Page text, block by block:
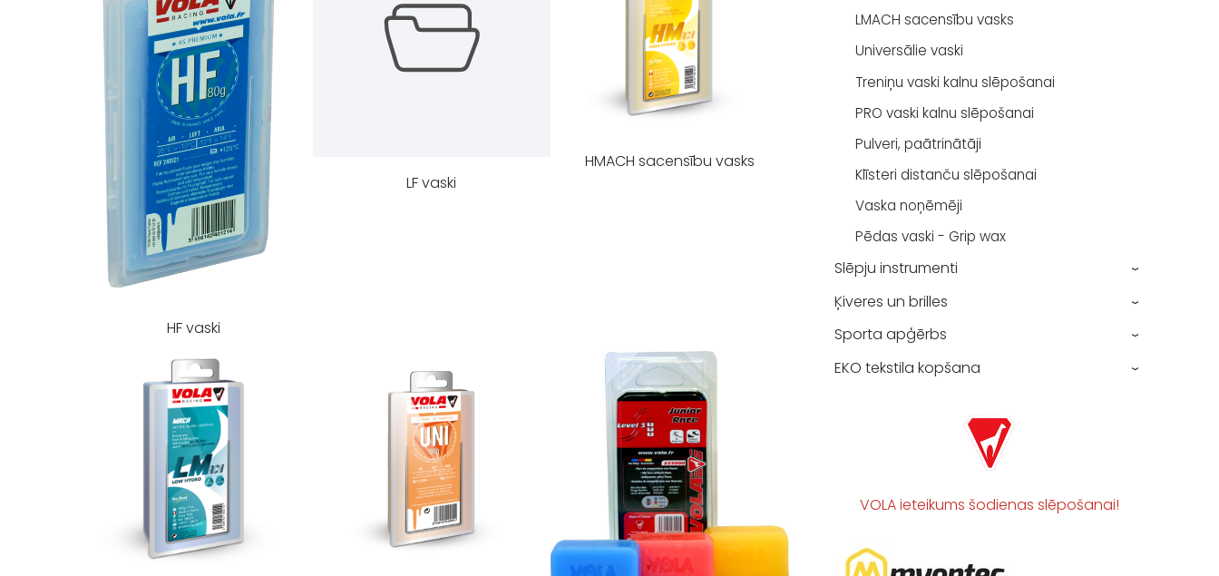
LMACH sacensību vasks
Universālie vaski
Treniņu vaski kalnu slēpošanai
PRO vaski kalnu slēpošanai
Pulveri, paātrinātāji
Klīsteri distanču slēpošanai
Vaska noņēmēji
Pēdas vaski - Grip wax
Slēpju instrumenti ›
Ķiveres un brilles ›
Sporta apģērbs ›
EKO tekstila kopšana ›
VOLA ieteikums šodienas slēpošanai!
HF vaski
LF vaski
HMACH sacensību vasks